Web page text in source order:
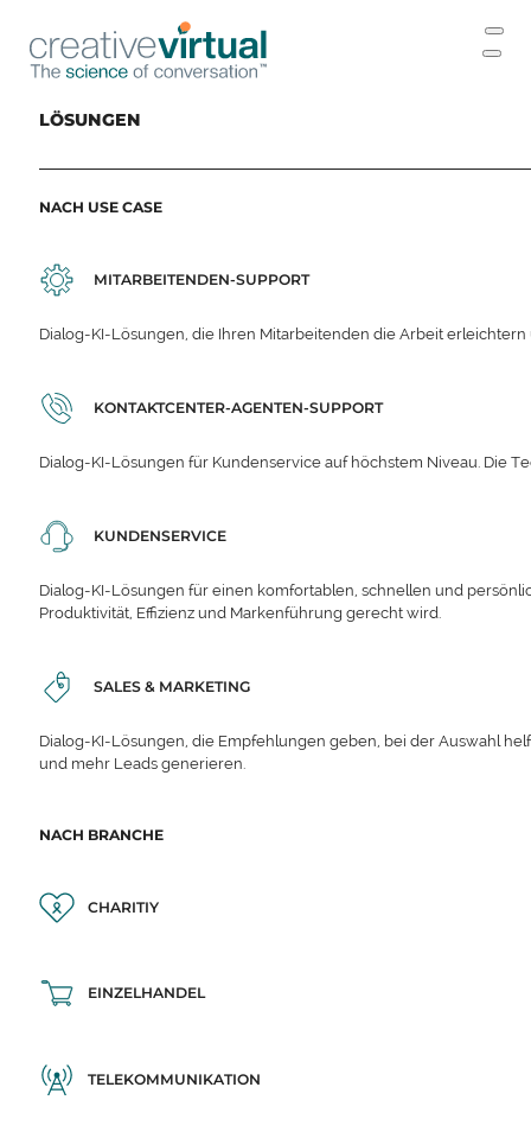
LÖSUNGEN
NACH USE CASE
MITARBEITENDEN-SUPPORT
Dialog-KI-Lösungen, die Ihren Mitarbeitenden die Arbeit
KONTAKTCENTER-AGENTEN-SUPPORT
Dialog-KI-Lösungen für Kundenservice auf höchstem Niveau. Die
KUNDENSERVICE
Dialog-KI-Lösungen für einen komfortablen, schnellen und
Produktivität, Effizienz und Markenführung gerecht wird.
SALES & MARKETING
Dialog-KI-Lösungen, die Empfehlungen geben, bei der Auswahl
und mehr Leads generieren.
NACH BRANCHE
CHARITIY
EINZELHANDEL
TELEKOMMUNIKATION